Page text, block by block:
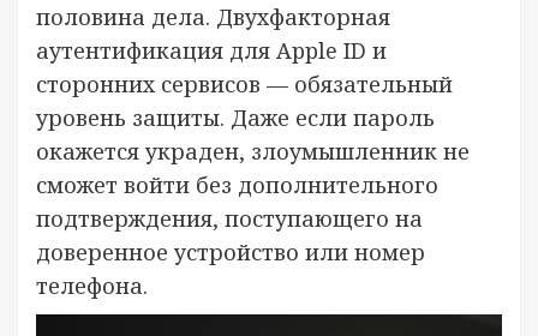
половина дела. Двухфакторная
аутентификация для Apple ID и
сторонних сервисов — обязательный
уровень защиты. Даже если пароль
окажется украден, злоумышленник не
сможет войти без дополнительного
подтверждения, поступающего на
доверенное устройство или номер
телефона.